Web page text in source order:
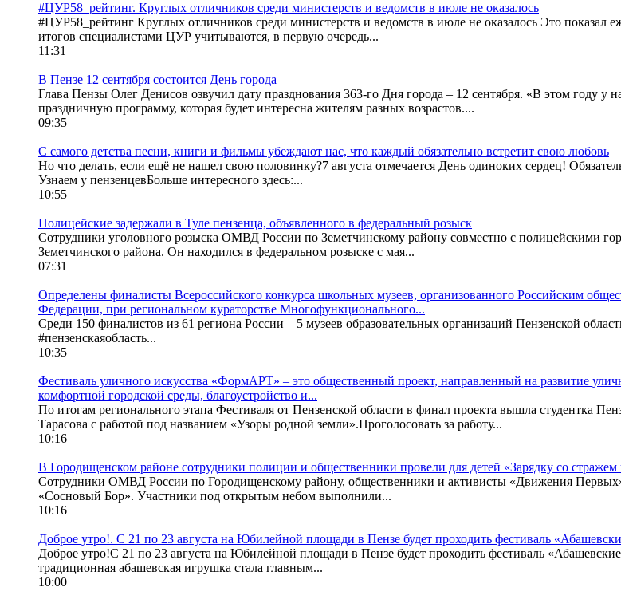
#ЦУР58_рейтинг. Круглых отличников среди министерств и ведомств в июле не оказалось
#ЦУР58_рейтинг Круглых отличников среди министерств и ведомств в июле не оказалось Это показал
итогов специалистами ЦУР учитываются, в первую очередь...
11:31
В Пензе 12 сентября состоится День города
Глава Пензы Олег Денисов озвучил дату празднования 363-го Дня города – 12 сентября. «В этом году у
праздничную программу, которая будет интересна жителям разных возрастов....
09:35
С самого детства песни, книги и фильмы убеждают нас, что каждый обязательно встретит свою любовь
Но что делать, если ещё не нашел свою половинку?7 августа отмечается День одиноких сердец!
Узнаем у пензенцевБольше интересного здесь:...
10:55
Полицейские задержали в Туле пензенца, объявленного в федеральный розыск
Сотрудники уголовного розыска ОМВД России по Земетчинскому району совместно с полицейскими
Земетчинского района. Он находился в федеральном розыске с мая...
07:31
Определены финалисты Всероссийского конкурса школьных музеев, организованного Российским
Федерации, при региональном кураторстве Многофункционального...
Среди 150 финалистов из 61 региона России – 5 музеев образовательных организаций Пензенской
#пензенскаяобласть...
10:35
Фестиваль уличного искусства «ФормАРТ» – это общественный проект, направленный на развитие
комфортной городской среды, благоустройство и...
По итогам регионального этапа Фестиваля от Пензенской области в финал проекта вышла студентка
Тарасова с работой под названием «Узоры родной земли».Проголосовать за работу...
10:16
В Городищенском районе сотрудники полиции и общественники провели для детей «Зарядку со стражем
Сотрудники ОМВД России по Городищенскому району, общественники и активисты «Движения
«Сосновый Бор». Участники под открытым небом выполнили...
10:16
Доброе утро!. С 21 по 23 августа на Юбилейной площади в Пензе будет проходить фестиваль
Доброе утро!С 21 по 23 августа на Юбилейной площади в Пензе будет проходить фестиваль
традиционная абашевская игрушка стала главным...
10:00